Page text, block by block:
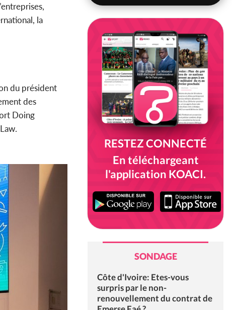
la
du président
des
Doing
RESTEZ CONNECTÉ
En téléchargeant
l'application KOACI.
SONDAGE
Côte d'Ivoire: Etes-vous
surpris par le non-
renouvellement du contrat de